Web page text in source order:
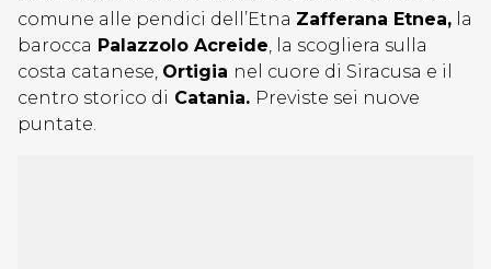
comune alle pendici dell’Etna Zafferana Etnea, la
barocca Palazzolo Acreide, la scogliera sulla
costa catanese, Ortigia nel cuore di Siracusa e il
centro storico di Catania. Previste sei nuove
puntate.